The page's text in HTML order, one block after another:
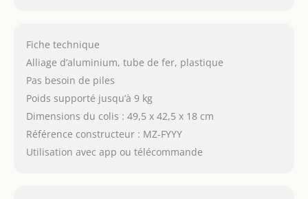
des cadres de siège en
bascule pour bébé offre
une stabilité supérieure
pour supporter jusqu'à
20 livres de bébés âgés
de 0 à 6 mois. Doté d'un
Fiche technique
Alliage d’aluminium, tube de fer, plastique
Pas besoin de piles
Poids supporté jusqu’à 9 kg
Dimensions du colis : 49,5 x 42,5 x 18 cm
Référence constructeur : MZ-FYYY
Utilisation avec app ou télécommande